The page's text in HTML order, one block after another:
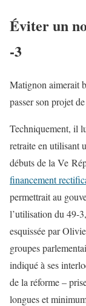
Éviter un
-3
Matignon aimerait
passer son projet
Techniquement, il
retraite en utilisant
débuts de la Ve
financement
permettrait au
l’utilisation du 49-
esquissée par
groupes
indiqué à ses
de la réforme –
longues et